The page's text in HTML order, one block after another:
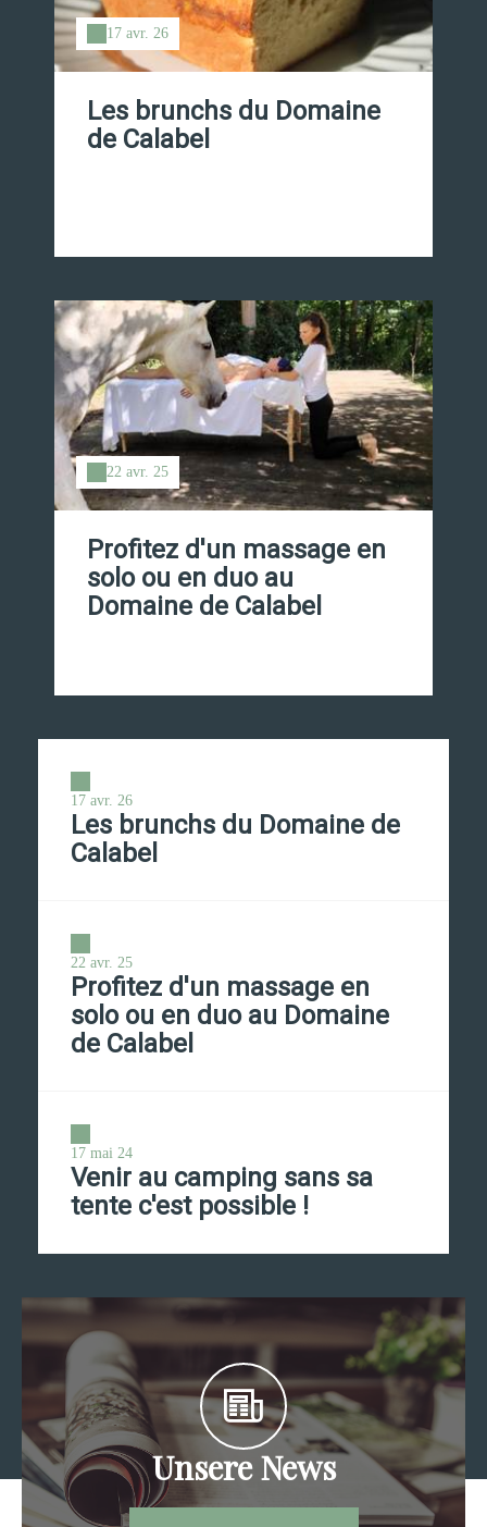
17 avr. 26
Les brunchs du Domaine
de Calabel
22 avr. 25
Profitez d'un massage en
solo ou en duo au
Domaine de Calabel
17 avr. 26
Les brunchs du Domaine de
Calabel
22 avr. 25
Profitez d'un massage en
solo ou en duo au Domaine
de Calabel
17 mai 24
Venir au camping sans sa
tente c'est possible !
Unsere News